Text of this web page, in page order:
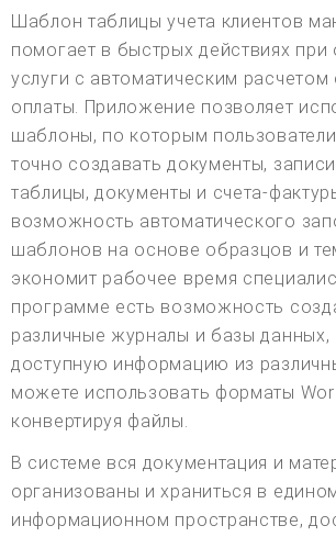
Шаблон таблицы учета клиентов
помогает в быстрых действиях
услуги с автоматическим расчетом
оплаты. Приложение позволяет
шаблоны, по которым
точно создавать документы,
таблицы, документы и счета-
возможность автоматического
шаблонов на основе образцов и
экономит рабочее время
программе есть возможность
различные журналы и базы данных,
доступную информацию из
можете использовать форматы
конвертируя файлы.
В системе вся документация и
организованы и храниться в
информационном пространстве,